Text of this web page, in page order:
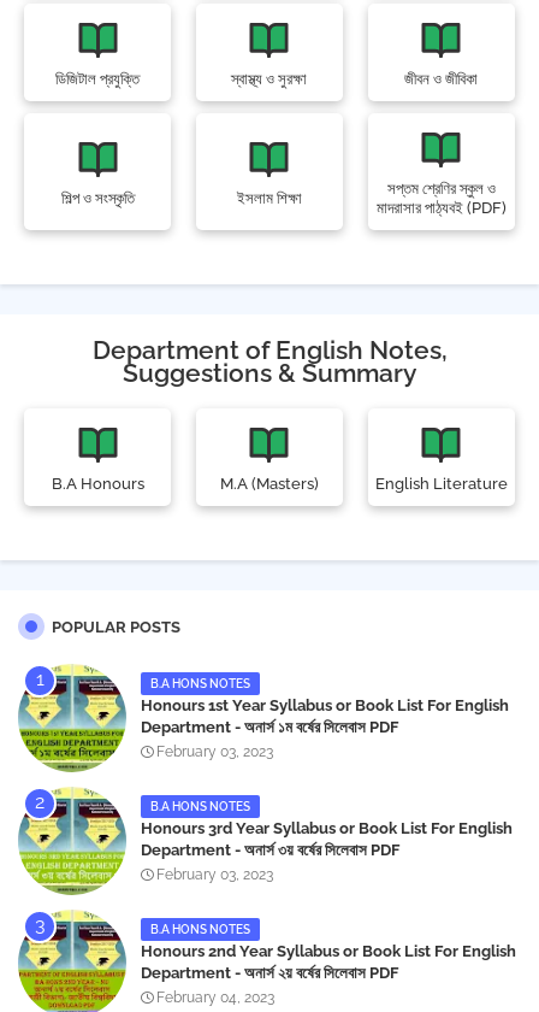
ডিজিটাল প্রযুক্তি স্বাস্থ্য ও সুরক্ষা জীবন ও জীবিকা
শিল্প ও সংস্কৃতি ইসলাম শিক্ষা
সপ্তম শ্রেণির স্কুল ও
মাদরাসার পাঠ্যবই (PDF)
Department of English Notes,
Suggestions & Summary
B.A Honours M.A (Masters) English Literature
POPULAR POSTS
B.A HONS NOTES
Honours 1st Year Syllabus or Book List For English
Department - অনার্স ১ম বর্ষের সিলেবাস PDF
February 03, 2023
B.A HONS NOTES
Honours 3rd Year Syllabus or Book List For English
Department - অনার্স ৩য় বর্ষের সিলেবাস PDF
February 03, 2023
B.A HONS NOTES
Honours 2nd Year Syllabus or Book List For English
Department - অনার্স ২য় বর্ষের সিলেবাস PDF
February 04, 2023